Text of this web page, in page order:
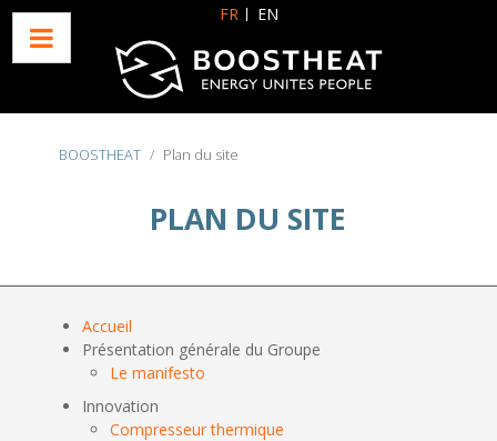
Sélectionnez votre langue FR EN
BOOSTHEAT Plan du site
PLAN DU SITE
Accueil
Présentation générale du Groupe
Le manifesto
Innovation
Compresseur thermique